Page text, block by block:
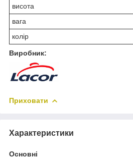
висота
вага
колір
Виробник:
Приховати
Характеристики
Основні